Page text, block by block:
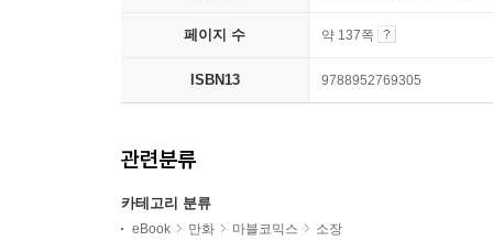
페이지 수 약 137쪽
ISBN13 9788952769305
관련분류
카테고리 분류
eBook 만화 마블코믹스 소장